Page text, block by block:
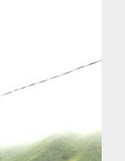
Архив реестров
Антикоррупционная политика
Орган надзора